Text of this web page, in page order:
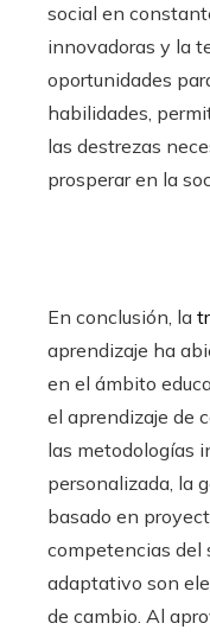
social en
innovadoras y la
oportunidades
habilidades,
las destrezas
prosperar en la
En conclusión, la
aprendizaje ha
en el ámbito
el aprendizaje de
las metodologías
personalizada, la
basado en
competencias del
adaptativo son
de cambio. Al